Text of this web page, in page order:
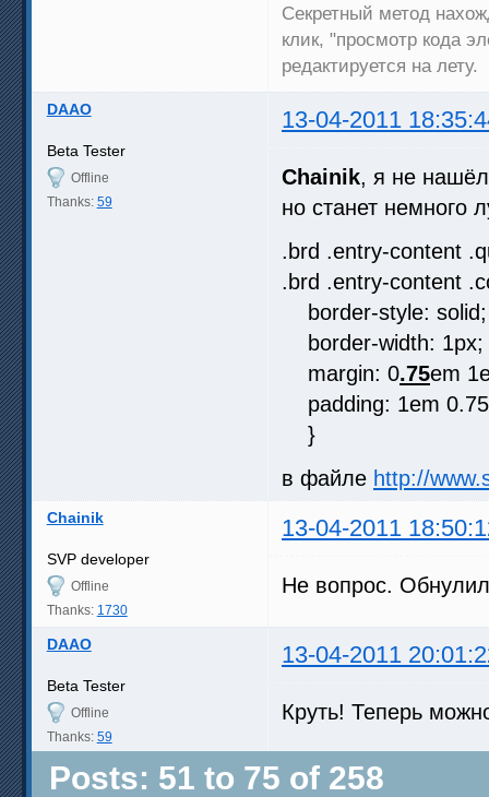
Секретный метод
клик, "просмотр кода
редактируется на лету.
DAAO 13-04-2011
Beta Tester
Offline
Thanks: 59
Chainik, я не
но станет немного
.brd .entry-content
.brd .entry-content
border-style: solid;
border-width: 1px;
margin: 0.75em
padding: 1em
}
в файле http://
Chainik 13-04-2011
SVP developer
Offline
Thanks: 1730
Не вопрос.
DAAO 13-04-2011
Beta Tester
Offline
Thanks: 59
Круть! Теперь
Posts: 51 to 75 of 258